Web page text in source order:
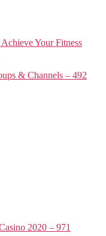
Your Fitness
& Channels – 492
2020 – 971